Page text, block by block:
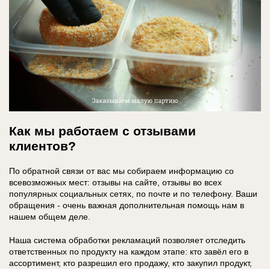
Как мы работаем с отзывами
клиентов?
По обратной связи от вас мы собираем информацию со
всевозможных мест: отзывы на сайте, отзывы во всех
популярных социальных сетях, по почте и по телефону. Ваши
обращения - очень важная дополнительная помощь нам в
нашем общем деле.
Наша система обработки рекламаций позволяет отследить
ответственных по продукту на каждом этапе: кто завёл его в
ассортимент, кто разрешил его продажу, кто закупил продукт,